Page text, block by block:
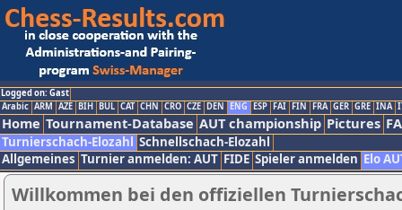
Logged on: Gast
Arabic ARM AZE BIH BUL CAT CHN CRO CZE DEN ENG ESP FAI FIN FRA GER GRE INA
Home Tournament-Database AUT championship Pictures
Turnierschach-Elozahl Schnellschach-Elozahl
Allgemeines Turnier anmelden: AUT FIDE Spieler anmelden Elo
Willkommen bei den offiziellen